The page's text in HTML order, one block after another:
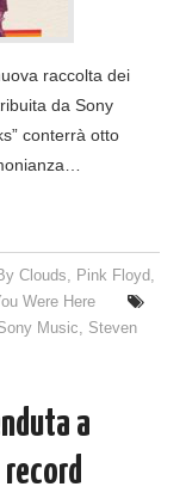
raccolta dei
da Sony
conterrà otto
Clouds, Pink Floyd,
Were Here
Music, Steven
a